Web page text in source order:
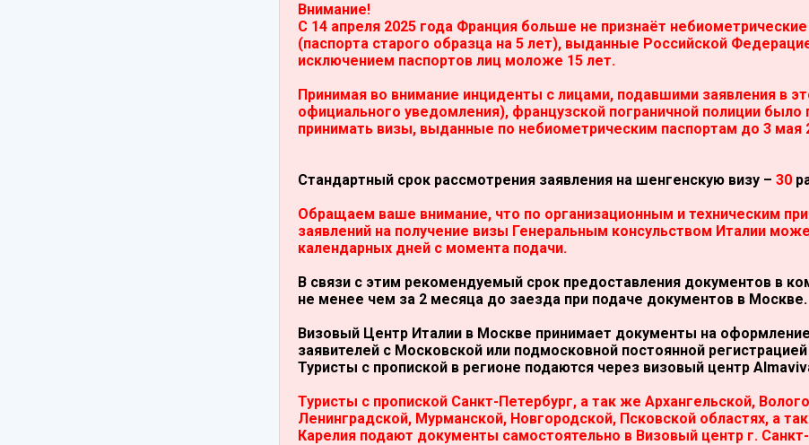
Внимание!
С 14 апреля 2025 года Франция больше не признаёт
(паспорта старого образца на 5 лет), выданные Российской
исключением паспортов лиц моложе 15 лет.
Принимая во внимание инциденты с лицами, подавшими заявления в
официального уведомления), французской пограничной полиции было
принимать визы, выданные по небиометрическим паспортам до 3 мая
Стандартный срок рассмотрения заявления на шенгенскую визу – 30
Обращаем ваше внимание, что по организационным и техническим
заявлений на получение визы Генеральным консульством Италии
календарных дней с момента подачи.
В связи с этим рекомендуемый срок предоставления документов в
не менее чем за 2 месяца до заезда при подаче документов в Москве.
Визовый Центр Италии в Москве принимает документы на
заявителей с Московской или подмосковной постоянной
Туристы с пропиской в регионе подаются через визовый центр
Туристы с пропиской Санкт-Петербург, а так же Архангельской,
Ленинградской, Мурманской, Новгородской, Псковской областях, а
Карелия подают документы самостоятельно в Визовый центр г.